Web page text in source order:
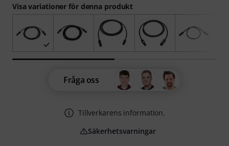
Visa variationer för denna produkt
Fråga oss
Tillverkarens information.
Säkerhetsvarningar